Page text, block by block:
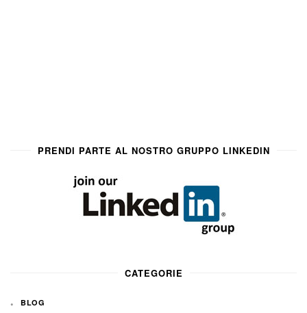
PRENDI PARTE AL NOSTRO GRUPPO LINKEDIN
CATEGORIE
BLOG